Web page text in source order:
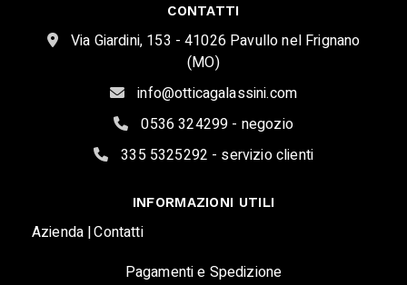
CONTATTI
Via Giardini, 153 - 41026 Pavullo nel Frignano
(MO)
info@otticagalassini.com
0536 324299 - negozio
335 5325292 - servizio clienti
INFORMAZIONI UTILI
Azienda |Contatti
Pagamenti e Spedizione